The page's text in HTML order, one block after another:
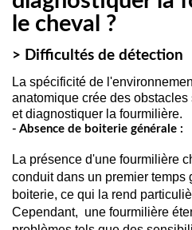
le cheval ?
> Difficultés de détection
La spécificité de
anatomique crée des
et diagnostiquer la fourmilière.
- Absence de boiterie générale :
La présence d'une fourmilière
conduit dans un premier temps
boiterie, ce qui la rend
Cependant,  une fourmilière